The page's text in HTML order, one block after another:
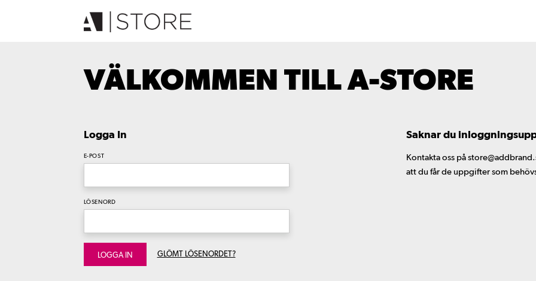
VÄLKOMMEN TILL A-STORE
Logga In
E-POST
LÖSENORD
LOGGA IN GLÖMT LÖSENORDET?
Saknar du
Kontakta oss på
att du får de uppgifter som